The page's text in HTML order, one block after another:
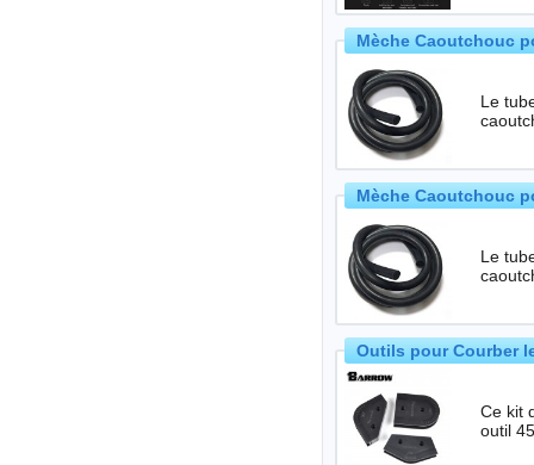
Mèche Caoutchouc
Le
Mèche Caoutchouc
Le
Outils pour Courber
Ce kit